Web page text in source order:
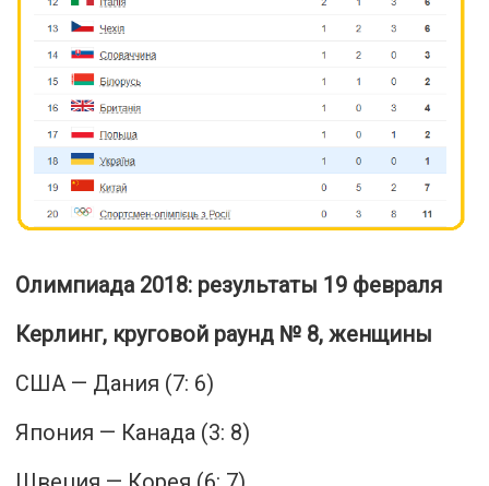
Олимпиада 2018: результаты 19 февраля
Керлинг, круговой раунд № 8, женщины
США — Дания (7: 6)
Япония — Канада (3: 8)